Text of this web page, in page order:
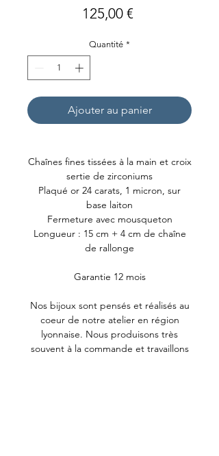
125,00 €Prix
Quantité *
Ajouter au panier
Chaînes fines tissées à la main et croix
sertie de zirconiums
Plaqué or 24 carats, 1 micron, sur
base laiton
Fermeture avec mousqueton
Longueur : 15 cm + 4 cm de chaîne
de rallonge
Garantie 12 mois
Nos bijoux sont pensés et réalisés au
coeur de notre atelier en région
lyonnaise. Nous produisons très
souvent à la commande et travaillons